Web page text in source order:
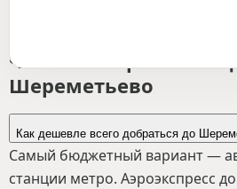
Частые вопросы: как
Шереметьево
Как дешевле всего добраться до
Самый бюджетный вариант —
станции метро. Аэроэкспресс